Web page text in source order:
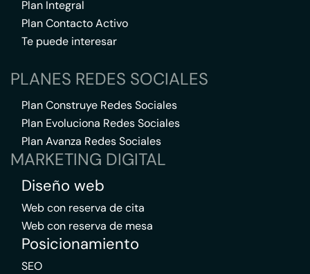
Plan Integral
Plan Contacto Activo
Te puede interesar
PLANES REDES SOCIALES
Plan Construye Redes Sociales
Plan Evoluciona Redes Sociales
Plan Avanza Redes Sociales
MARKETING DIGITAL
Diseño web
Web con reserva de cita
Web con reserva de mesa
Posicionamiento
SEO